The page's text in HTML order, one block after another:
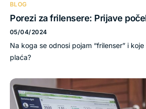
BLOG
Porezi za frilensere: Prijave
05/04/2024
Na koga se odnosi pojam “frilenser” i
plaća?